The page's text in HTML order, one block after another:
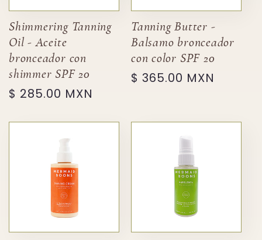
Shimmering Tanning
Oil - Aceite
bronceador con
shimmer SPF 20
Precio
$ 285.00 MXN
Tanning Butter -
Balsamo bronceador
con color SPF 20
Precio
$ 365.00 MXN